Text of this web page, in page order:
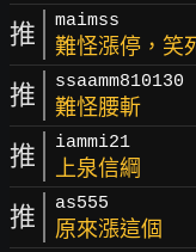
推 maimss
難怪漲停，笑
推 ssaamm810130
難怪腰斬
推 iammi21
上泉信綱
推 as555
原來漲這個